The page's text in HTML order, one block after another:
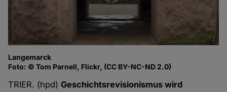
Langemarck
Foto: © Tom Parnell, Flickr, (CC BY-NC-ND 2.0)
TRIER. (hpd)Geschichtsrevisionismus wird